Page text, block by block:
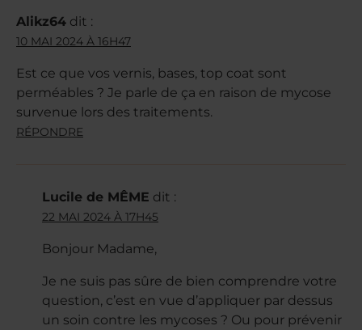
Alikz64 dit :
10 MAI 2024 À 16H47
Est ce que vos vernis, bases, top coat sont
perméables ? Je parle de ça en raison de mycose
survenue lors des traitements.
RÉPONDRE
Lucile de MÊME dit :
22 MAI 2024 À 17H45
Bonjour Madame,
Je ne suis pas sûre de bien comprendre votre
question, c’est en vue d’appliquer par dessus
un soin contre les mycoses ? Ou pour prévenir